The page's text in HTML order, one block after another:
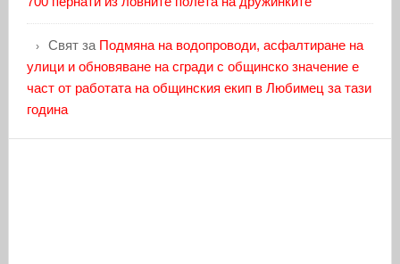
Святза Подмяна на водопроводи, асфалтиране на
улици и обновяване на сгради с общинско значение е
част от работата на общинския екип в Любимец за тази
година